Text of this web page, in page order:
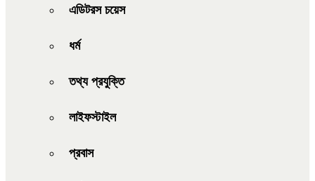
এডিটরস চয়েস
ধর্ম
তথ্য প্রযুক্তি
লাইফস্টাইল
প্রবাস